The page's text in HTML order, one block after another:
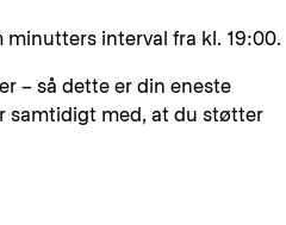
interval fra kl. 19:00.
– så dette er din eneste
samtidigt med, at du støtter